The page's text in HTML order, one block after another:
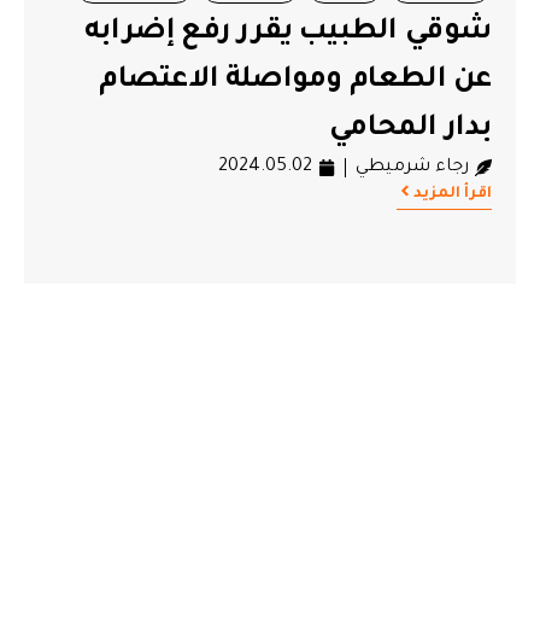
شوقي الطبيب يقرر رفع إضرابه
عن الطعام ومواصلة الاعتصام
بدار المحامي
رجاء شرميطي 2024.05.02
اقرأ المزيد